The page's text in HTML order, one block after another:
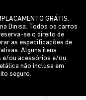
GRÁTIS.
Dinisa. Todos os carros
se o direito de
as especificações de
Alguns itens
e/ou acessórios e/ou
não inclusa em
seguro.